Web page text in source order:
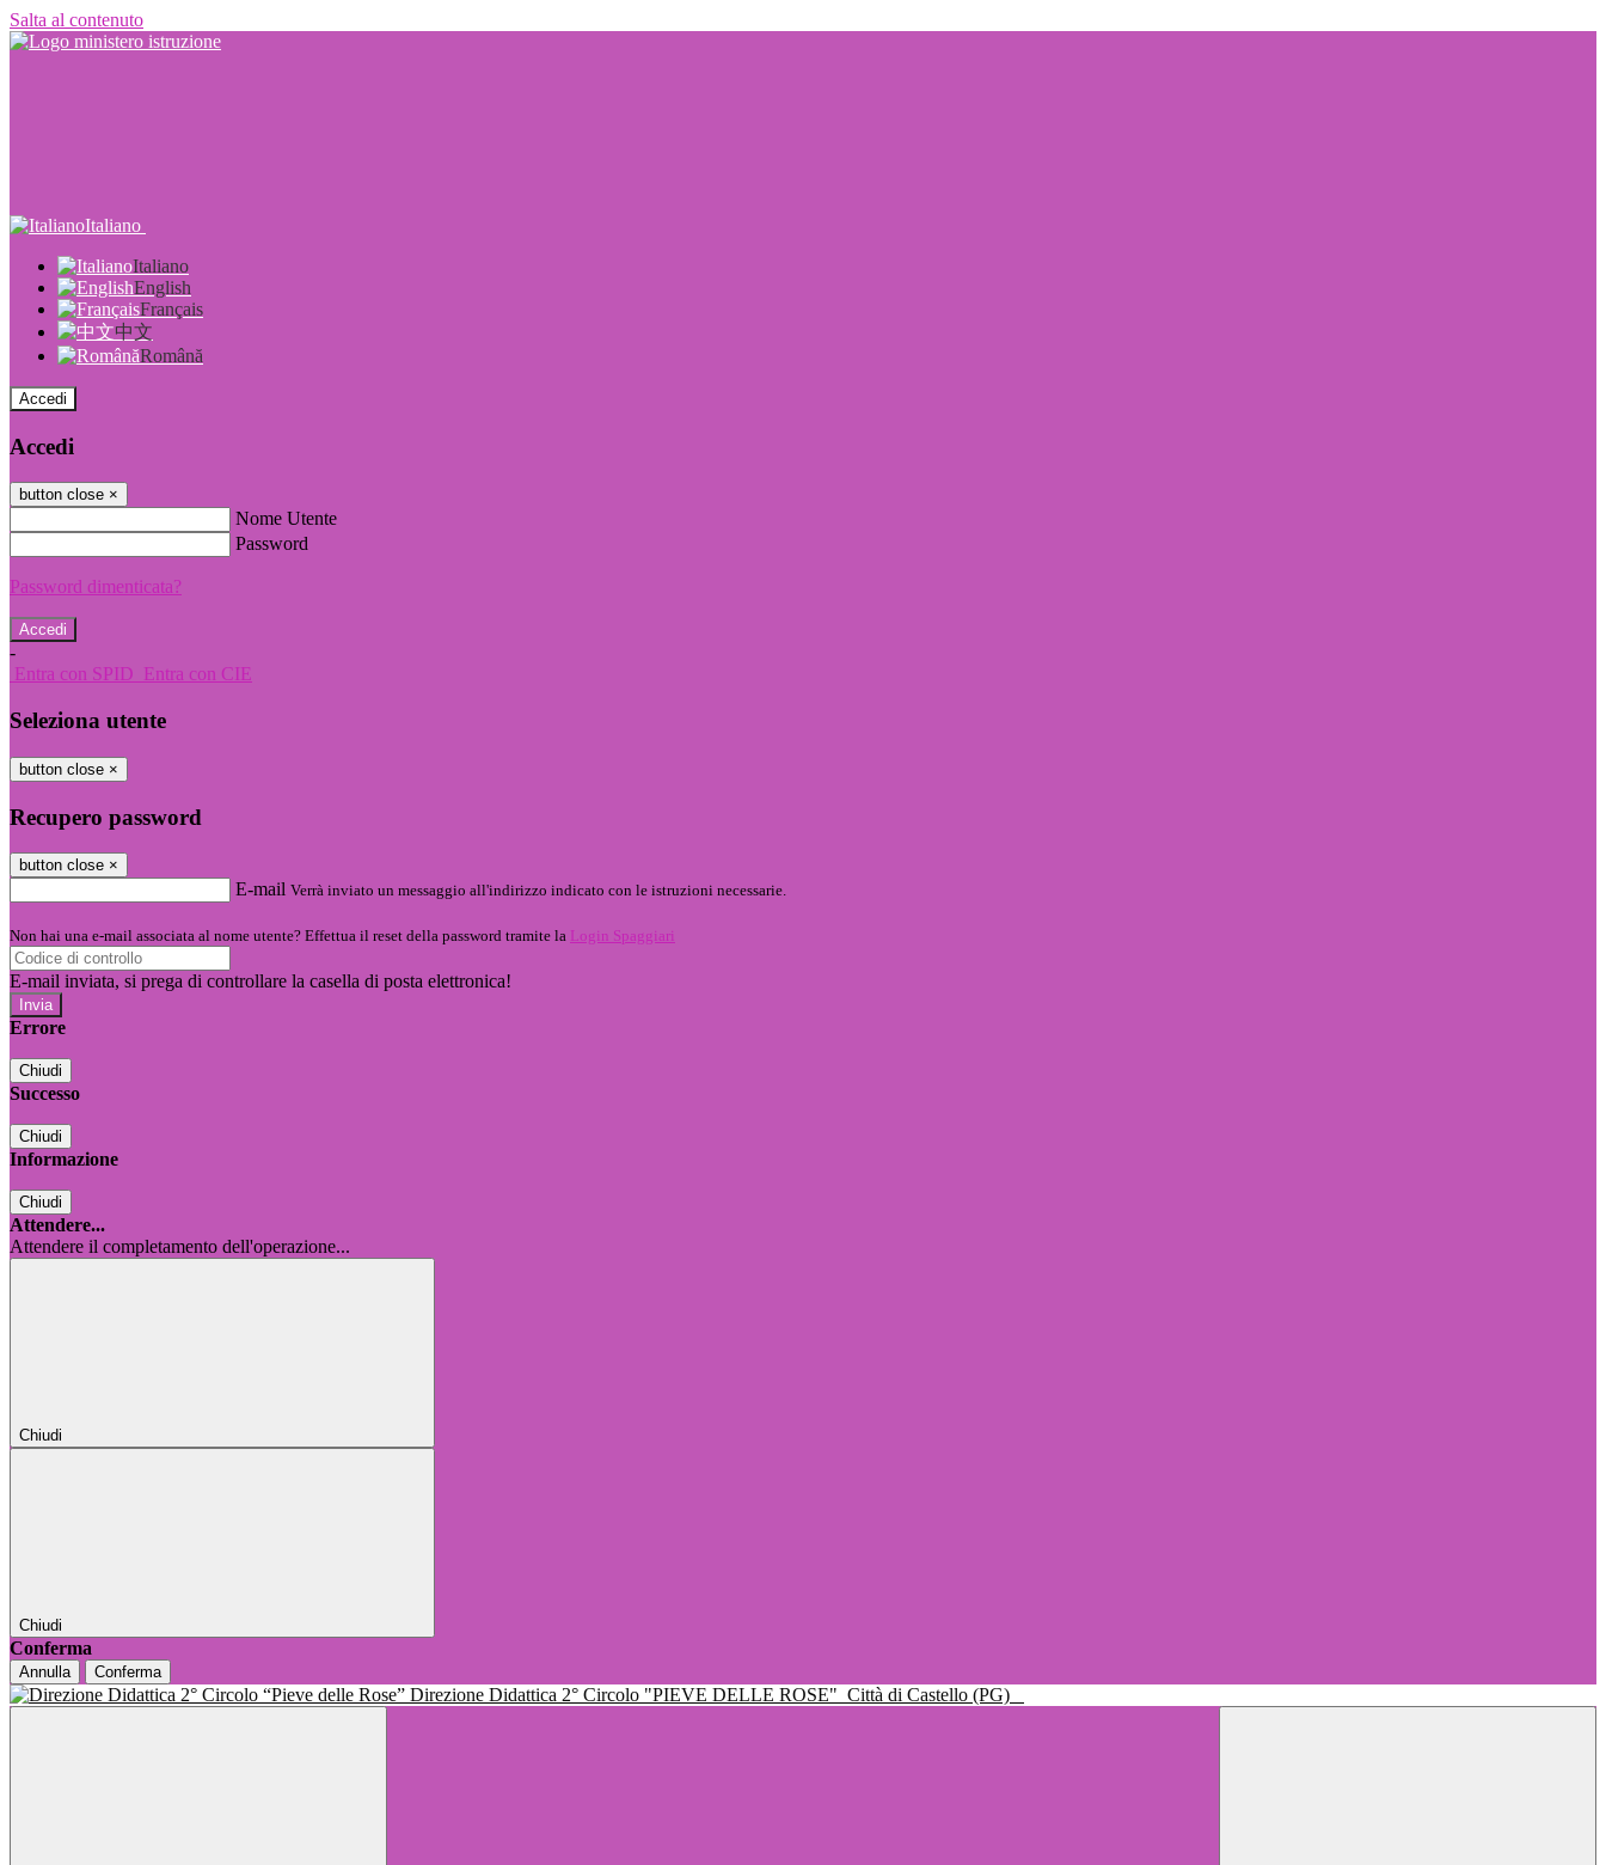
Salta al contenuto
Italiano
Italiano
English
Français
中文
Română
Accedi
Accedi
button close ×
Nome Utente
Password
Password dimenticata?
-
Entra con SPID Entra con CIE
Seleziona utente
button close ×
Recupero password
button close ×
E-mail Verrà inviato un messaggio all'indirizzo indicato con le istruzioni necessarie.
Non hai una e-mail associata al nome utente? Effettua il reset della password tramite la Login Spaggiari
E-mail inviata, si prega di controllare la casella di posta elettronica!
Errore
Chiudi
Successo
Chiudi
Informazione
Chiudi
Attendere...
Attendere il completamento dell'operazione...
Chiudi
Chiudi
Conferma
Annulla Conferma
Direzione Didattica 2° Circolo "PIEVE DELLE ROSE" Città di Castello (PG)